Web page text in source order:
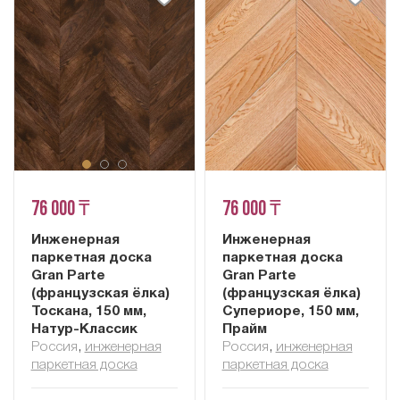
76 000 ₸
Инженерная
паркетная доска
Gran Parte
(французская ёлка)
Тоскана, 150 мм,
Натур-Классик
Россия , инженерная
паркетная доска
76 000 ₸
Инженерная
паркетная доска
Gran Parte
(французская ёлка)
Супериоре, 150 мм,
Прайм
Россия , инженерная
паркетная доска